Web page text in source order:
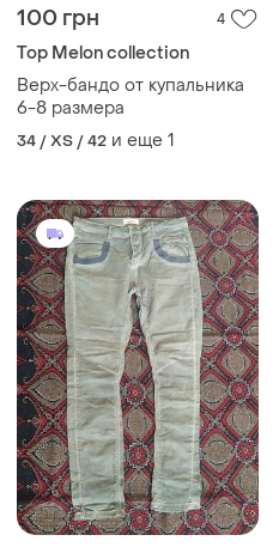
100 грн 4
Top Melon collection
Верх-бандо от купальника
6-8 размера
34 / XS / 42 и еще 1